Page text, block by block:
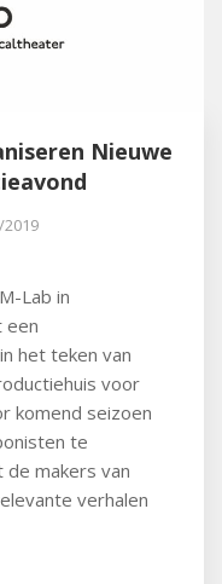
Nieuwe
Lab in
een
het teken van
voor
komend seizoen
te
makers van
verhalen